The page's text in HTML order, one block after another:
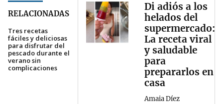
RELACIONADAS
Tres recetas
fáciles y deliciosas
para disfrutar del
pescado durante el
verano sin
complicaciones
Di adiós a los
helados del
supermercado:
La receta viral
y saludable
para
prepararlos en
casa
Amaia Díez